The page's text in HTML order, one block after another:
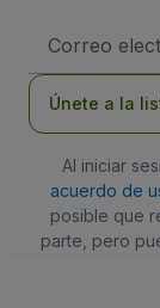
de
Únete a la
Al iniciar
acuerdo de
posible que
parte, pero